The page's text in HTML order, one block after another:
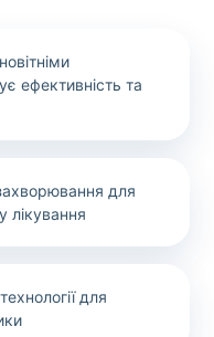
ефективність та
для
лікування
для